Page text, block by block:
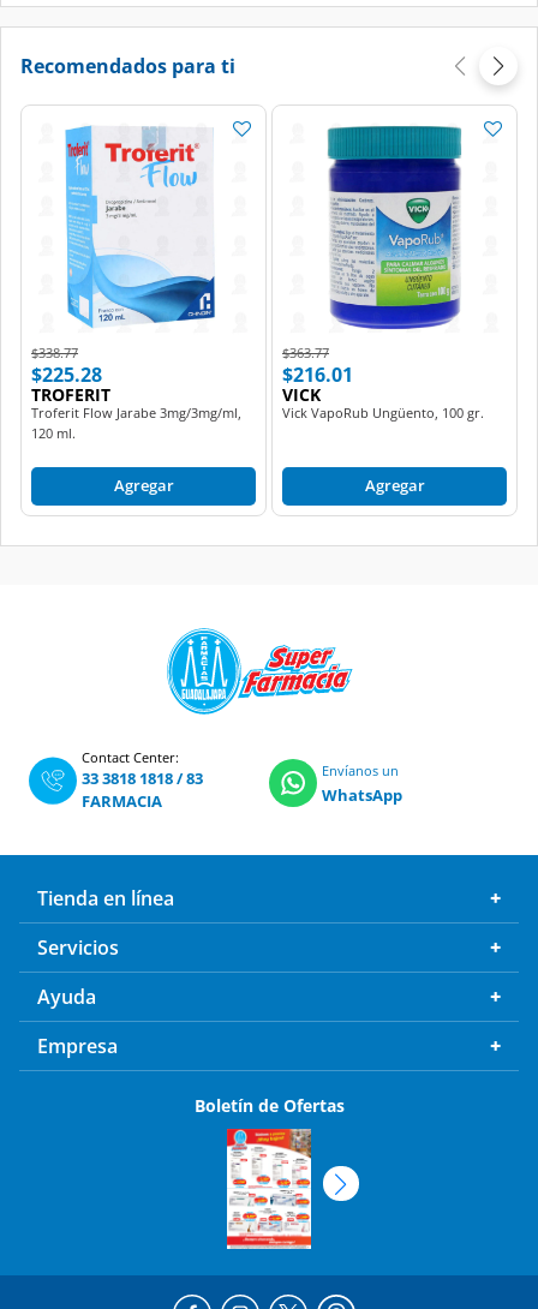
Recomendados para ti
Price reduced from
$338.77to
$225.28
TROFERIT
Troferit Flow Jarabe 3mg/3mg/ml,
120 ml.
Agregar
Price reduced from
$363.77to
$216.01
VICK
Vick VapoRub Ungüento, 100 gr.
Agregar
Contact Center:
33 3818 1818/83
FARMACIA
Envíanos un
WhatsApp
Tienda en línea
Servicios
Ayuda
Empresa
Boletín de Ofertas